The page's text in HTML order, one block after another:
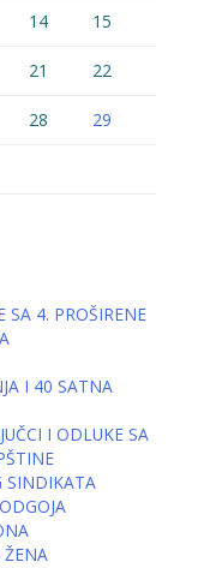
14 15
21 22
28 29
SA 4. PROŠIRENE
I 40 SATNA
I ODLUKE SA
SINDIKATA